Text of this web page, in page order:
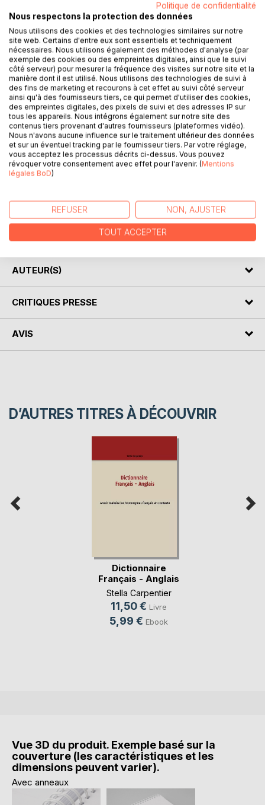
DESCRIPTION
Plus de 800 mots anglais courts et faciles à retenir grâce à
un classement original mnémotechnique sous forme de
tableaux favorisant la mémoire visuelle. A partir d'une lettre
ou d'une syllabe, le lecteur visualise un ensemble de mots
courts anglais qui la contiennent avec leur traduction
française. Cette méthode de langue sera pratique à
consulter par tous et partout...et permettra d'acquérir du
vocabulaire anglais facilement et rapidement.
More than 800 short and easy English words to learn,
you visualise sets of short English words with their French
translation. This simple but efficient method of learning the
language is practical to use anywhere and will help you to
build up an English vocabulary in a fun and quick way.
AUTEUR(S)
CRITIQUES PRESSE
AVIS
D’AUTRES TITRES À DÉCOUVRIR
Dictionnaire
Français - Anglais
Stella Carpentier
11,50 € Livre
5,99 € Ebook
Vue 3D du produit. Exemple basé sur la
couverture (les caractéristiques et les
dimensions peuvent varier).
Avec anneaux
Politique de confidentialité
Nous respectons la protection des données
Nous utilisons des cookies et des technologies similaires sur notre
site web. Certains d'entre eux sont essentiels et techniquement
nécessaires. Nous utilisons également des méthodes d'analyse (par
exemple des cookies ou des empreintes digitales, ainsi que le suivi
côté serveur) pour mesurer la fréquence des visites sur notre site et la
manière dont il est utilisé. Nous utilisons des technologies de suivi à
des fins de marketing et recourons à cet effet au suivi côté serveur
ainsi qu'à des fournisseurs tiers, ce qui permet d'utiliser des cookies,
des empreintes digitales, des pixels de suivi et des adresses IP sur
tous les appareils. Nous intégrons également sur notre site des
contenus tiers provenant d'autres fournisseurs (plateformes vidéo).
Nous n'avons aucune influence sur le traitement ultérieur des données
et sur un éventuel tracking par le fournisseur tiers. Par votre réglage,
vous acceptez les processus décrits ci-dessus. Vous pouvez
révoquer votre consentement avec effet pour l'avenir. (Mentions
légales BoD)
REFUSER NON, AJUSTER
TOUT ACCEPTER